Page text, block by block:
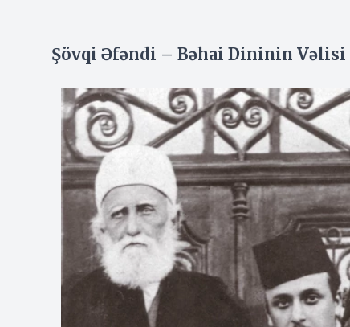
Şövqi Əfəndi – Bəhai Dininin Vəlisi